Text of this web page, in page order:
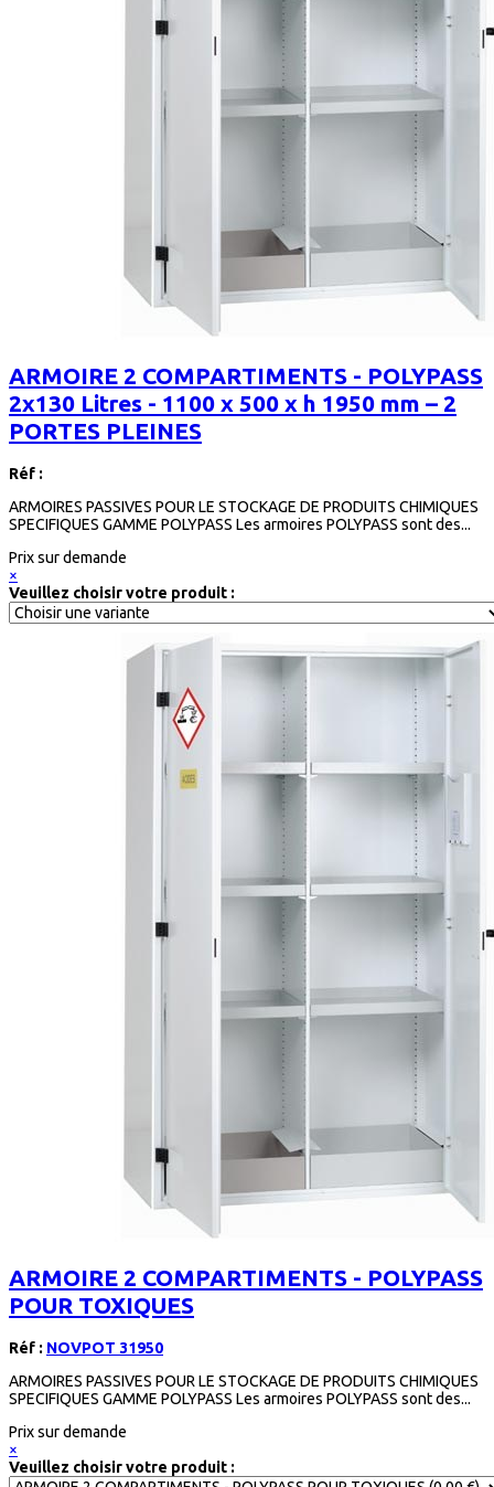
ARMOIRE 2 COMPARTIMENTS - POLYPASS
2x130 Litres - 1100 x 500 x h 1950 mm – 2
PORTES PLEINES
Réf :
ARMOIRES PASSIVES POUR LE STOCKAGE DE PRODUITS CHIMIQUES
SPECIFIQUES GAMME POLYPASS Les armoires POLYPASS sont des...
Prix sur demande
×
Veuillez choisir votre produit :
ARMOIRE 2 COMPARTIMENTS - POLYPASS
POUR TOXIQUES
Réf : NOVPOT 31950
ARMOIRES PASSIVES POUR LE STOCKAGE DE PRODUITS CHIMIQUES
SPECIFIQUES GAMME POLYPASS Les armoires POLYPASS sont des...
Prix sur demande
×
Veuillez choisir votre produit :